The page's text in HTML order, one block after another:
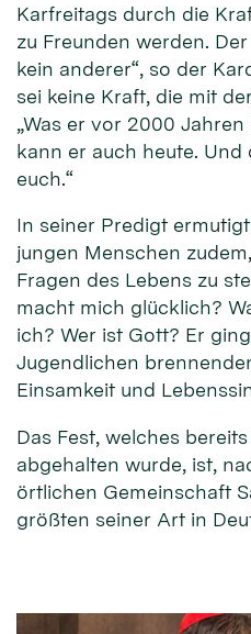
Karfreitags durch die
zu Freunden werden.
kein anderer“, so der
sei keine Kraft, die mit
„Was er vor 2000
kann er auch heute. Und
euch.“
In seiner Predigt
jungen Menschen
Fragen des Lebens zu
macht mich glücklich?
ich? Wer ist Gott? Er
Jugendlichen
Einsamkeit und
Das Fest, welches
abgehalten wurde, ist,
örtlichen Gemeinschaft
größten seiner Art in